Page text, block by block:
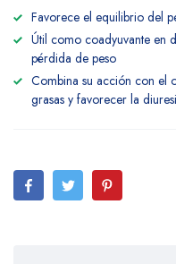
Favorece el equilibrio del
Útil como coadyuvante en
pérdida de peso
Combina su acción con el
grasas y favorecer la